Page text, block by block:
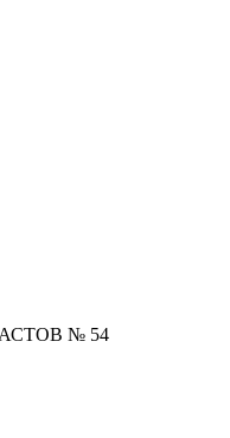
АСТОВ № 54